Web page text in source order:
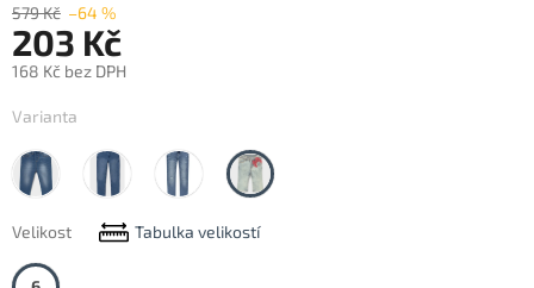
579 Kč –64 %
203 Kč
168 Kč bez DPH
cena:
Varianta
Basic Basic Basico Blend
Velikost Tabulka velikostí